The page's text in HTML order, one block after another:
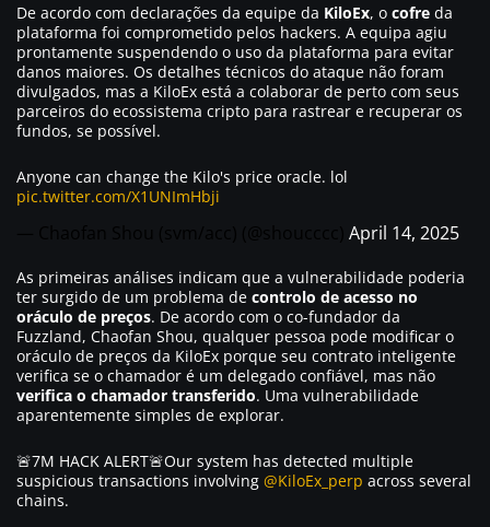
De acordo com declarações da equipe da KiloEx, o cofre da
plataforma foi comprometido pelos hackers. A equipa agiu
prontamente suspendendo o uso da plataforma para evitar
danos maiores. Os detalhes técnicos do ataque não foram
divulgados, mas a KiloEx está a colaborar de perto com seus
parceiros do ecossistema cripto para rastrear e recuperar os
fundos, se possível.
Anyone can change the Kilo's price oracle. lol
pic.twitter.com/X1UNImHbji
April 14, 2025
As primeiras análises indicam que a vulnerabilidade poderia
ter surgido de um problema de controlo de acesso no
oráculo de preços. De acordo com o co-fundador da
Fuzzland, Chaofan Shou, qualquer pessoa pode modificar o
oráculo de preços da KiloEx porque seu contrato inteligente
verifica se o chamador é um delegado confiável, mas não
verifica o chamador transferido. Uma vulnerabilidade
aparentemente simples de explorar.
🚨7M HACK ALERT🚨Our system has detected multiple
suspicious transactions involving @KiloEx_perp across several
chains.